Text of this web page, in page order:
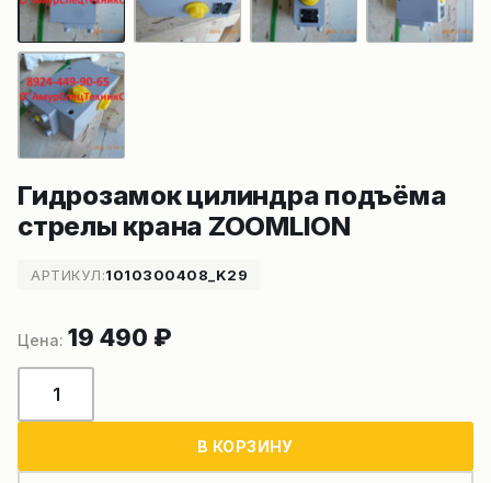
Гидрозамок цилиндра подъёма
стрелы крана ZOOMLION
АРТИКУЛ:1010300408_K29
19 490 ₽
товара
В КОРЗИНУ